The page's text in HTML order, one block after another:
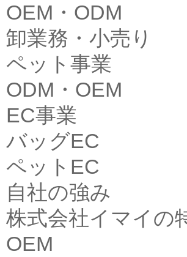
OEM・ODM
卸業務・小売り
ペット事業
ODM・OEM
EC事業
バッグEC
ペットEC
自社の強み
株式会社イマイの
OEM